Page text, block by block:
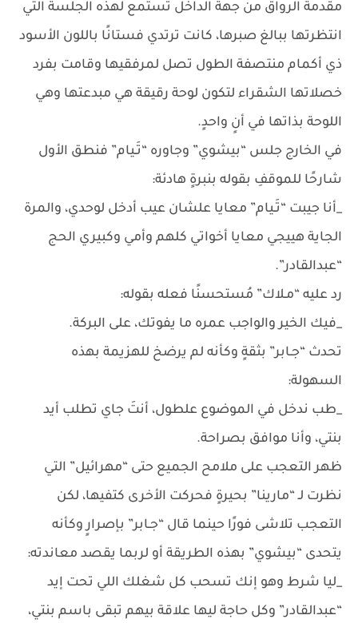
مقدمة الرواق من جهة الداخل تستمع لهذه الجلسة التي
انتظرتها ببالغ صبرها، كانت ترتدي فستانًا باللون الأسود
ذي أكمام منتصفة الطول تصل لمرفقيها وقامت بفرد
خصلاتها الشقراء لتكون لوحة رقيقة هي مبدعتها وهي
اللوحة بذاتها في أنٍ واحدٍ.
في الخارج جلس “بيشوي” وجاوره “تَـيام” فنطق الأول
شارحًا للموقفِ بقوله بنبرةٍ هادئة:
_أنا جيبت “تَـيام” معايا علشان عيب أدخل لوحدي، والمرة
الجاية هييجي معايا أخواتي كلهم وأمي وكبيري الحج
“عبدالقادر”.
رد عليه “مـلاك” مُستحسنًا فعله بقوله:
_فيك الخير والواجب عمره ما يفوتك، على البركة.
تحدث “جـابر” بثقةٍ وكأنه لم يرضخ للهزيمة بهذه
السهولة:
_طب ندخل في الموضوع علطول، أنتَ جاي تطلب أيد
بنتي، وأنا موافق بصراحة.
ظهر التعجب على ملامح الجميع حتى “مهرائيل” التي
نظرت لـ “مارينا” بحيرةٍ فحركت الأخرى كتفيها، لكن
التعجب تلاشى فورًا حينما قال “جـابر” بإصرارٍ وكأنه
يتحدى “بيشوي” بهذه الطريقة أو لربما يقصد معاندته:
_ليا شرط وهو إنك تسحب كل شغلك اللي تحت إيد
“عبدالقادر” وكل حاجة ليها علاقة بيهم تبقى باسم بنتي،